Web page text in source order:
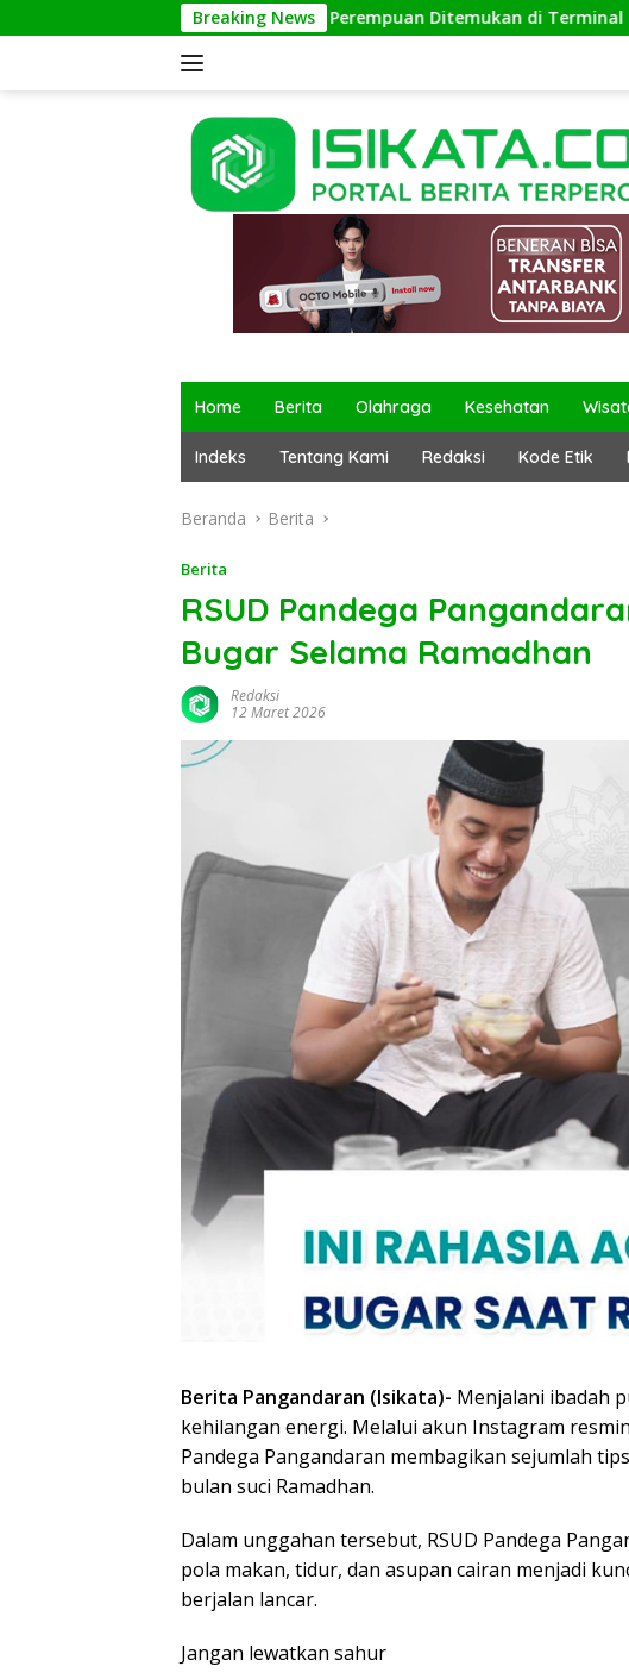
ke
Breaking News
Bayi Perempuan Ditemukan di Terminal Kalipucang, Polisi
Home Berita Olahraga Kesehatan
Indeks Tentang Kami Redaksi Kode Etik
Beranda Berita
Berita
RSUD Pandega
Bugar Selama Ramadhan
Redaksi
12 Maret 2026
Berita Pangandaran (Isikata)- Menjalani ibadah
kehilangan energi. Melalui akun Instagram
Pandega Pangandaran membagikan sejumlah
bulan suci Ramadhan.
Dalam unggahan tersebut, RSUD Pandega
pola makan, tidur, dan asupan cairan menjadi
berjalan lancar.
Jangan lewatkan sahur